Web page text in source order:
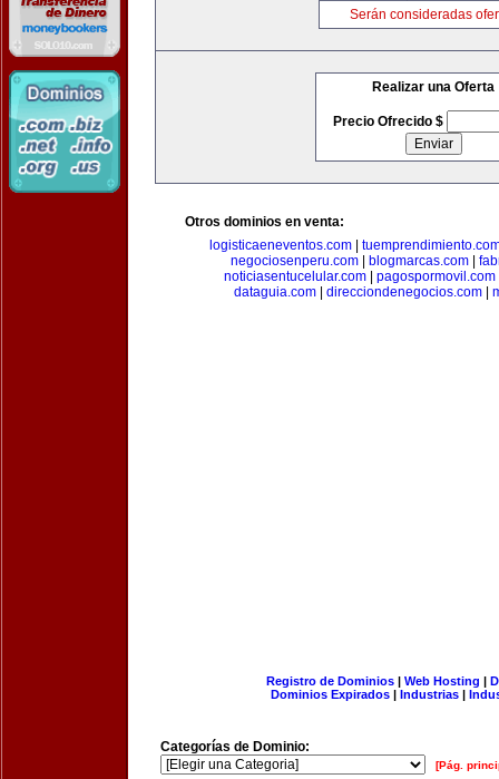
Serán consideradas
Realizar una Oferta
Precio Ofrecido $
Otros dominios en venta:
logisticaeneventos.com|
negociosenperu.com| blogmarcas.com|
noticiasentucelular.com
pagospormovil.com
dataguia.com| direcciondenegocios.com|
Registro de Dominios| Web Hosting |
Dominios Expirados | Industrias |
Categorías de Dominio:
[Pág.